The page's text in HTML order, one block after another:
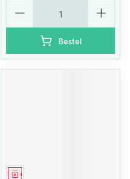
Bestel
Geneesmiddel